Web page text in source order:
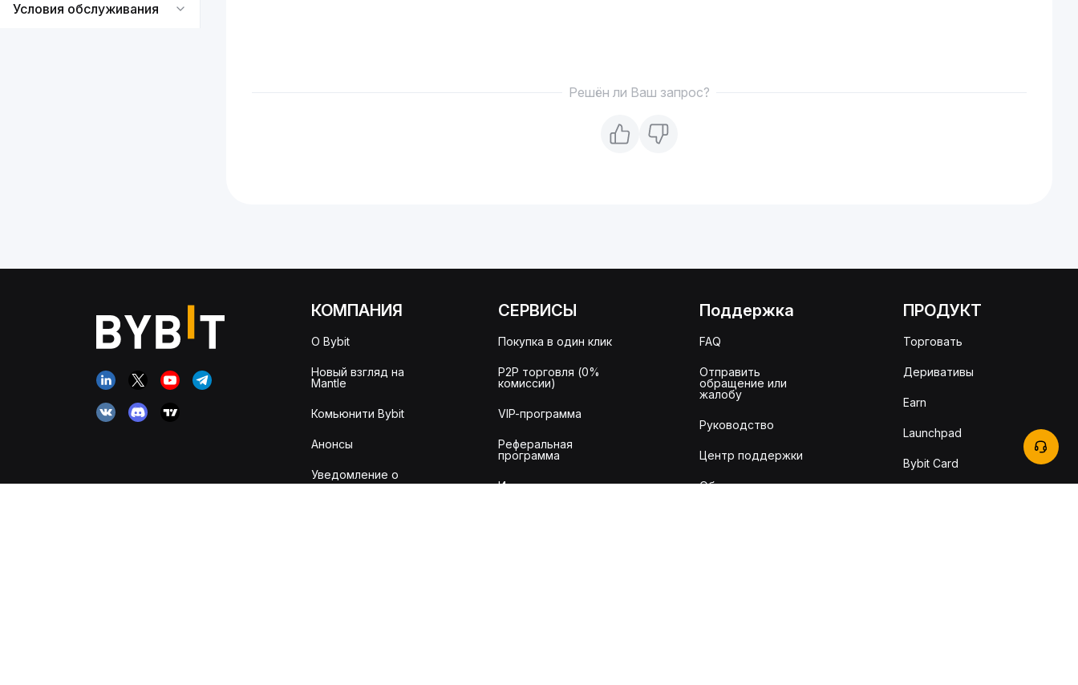
Условия обслуживания
Решён ли Ваш запрос?
КОМПАНИЯ
О Bybit
Новый взгляд на
Mantle
Комьюнити Bybit
Анонсы
Уведомление о
рисках
СЕРВИСЫ
Покупка в один клик
P2P торговля (0%
комиссии)
VIP-программа
Реферальная
программа
Институциональные
Поддержка
FAQ
Отправить
обращение или
жалобу
Руководство
Центр поддержки
Обратная связь
ПРОДУКТ
Торговать
Деривативы
Earn
Launchpad
Bybit Card